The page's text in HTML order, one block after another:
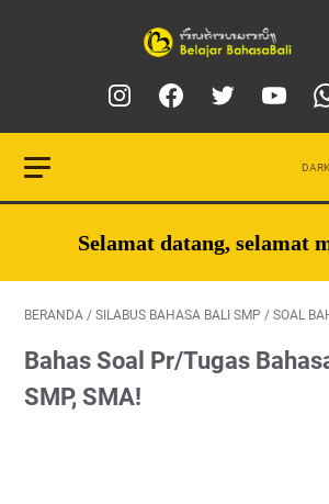
Selamat datang, selamat
BERANDA / SILABUS BAHASA BALI SMP / SOAL
Bahas Soal Pr/Tugas
SMP, SMA!